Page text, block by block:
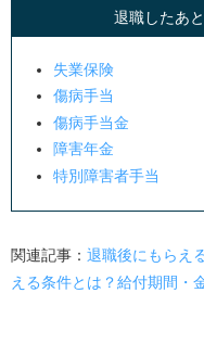
退職したあ
失業保険
傷病手当
傷病手当金
障害年金
特別障害者手当
関連記事： 退職後にもらえ
える条件とは？給付期間・